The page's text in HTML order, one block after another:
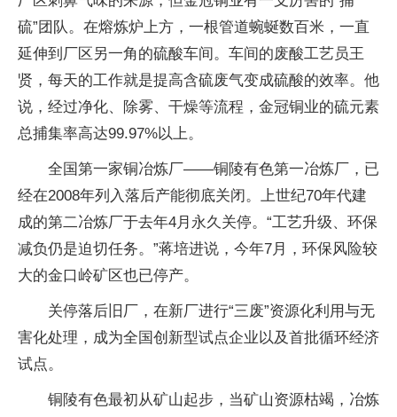
硫”团队。在熔炼炉上方，一根管道蜿蜒数百米，一直
延伸到厂区另一角的硫酸车间。车间的废酸工艺员王
贤，每天的工作就是提高含硫废气变成硫酸的效率。他
说，经过净化、除雾、干燥等流程，金冠铜业的硫元素
总捕集率高达99.97%以上。
全国第一家铜冶炼厂——铜陵有色第一冶炼厂，已
经在2008年列入落后产能彻底关闭。上世纪70年代建
成的第二冶炼厂于去年4月永久关停。“工艺升级、环保
减负仍是迫切任务。”蒋培进说，今年7月，环保风险较
大的金口岭矿区也已停产。
关停落后旧厂，在新厂进行“三废”资源化利用与无
害化处理，成为全国创新型试点企业以及首批循环经济
试点。
铜陵有色最初从矿山起步，当矿山资源枯竭，冶炼